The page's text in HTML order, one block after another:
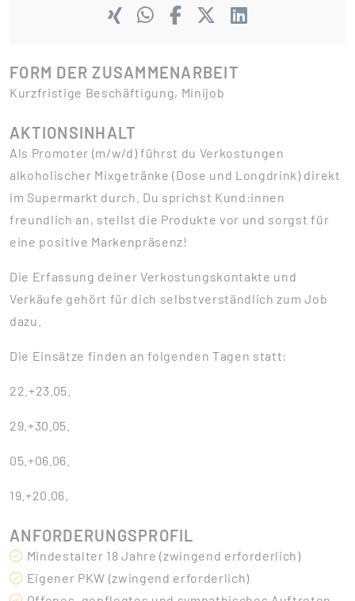
FORM DER ZUSAMMENARBEIT
Kurzfristige Beschäftigung, Minijob
AKTIONSINHALT
Als Promoter (m/w/d) führst du Verkostungen
alkoholischer Mixgetränke (Dose und Longdrink) direkt
im Supermarkt durch. Du sprichst Kund:innen
freundlich an, stellst die Produkte vor und sorgst für
eine positive Markenpräsenz!
Die Erfassung deiner Verkostungskontakte und
Verkäufe gehört für dich selbstverständlich zum Job
dazu.
Die Einsätze finden an folgenden Tagen statt:
22.+23.05.
29.+30.05.
05.+06.06.
19.+20.06.
ANFORDERUNGSPROFIL
Mindestalter 18 Jahre (zwingend erforderlich)
Eigener PKW (zwingend erforderlich)